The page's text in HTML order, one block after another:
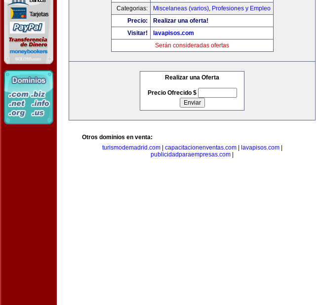
Categorias:
Miscelaneas (varios), Profesiones y Empleo
Precio:
Realizar una oferta!
Visitar!
lavapisos.com
Serán consideradas ofertas
Realizar una Oferta
Precio Ofrecido $
Otros dominios en venta:
turismodemadrid.com| capacitacionenventas.com| lavapisos.com|
publicidadparaempresas.com